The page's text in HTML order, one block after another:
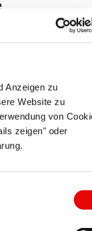
Anzeigen zu
Website zu
von
zeigen" oder
La lamelle ...